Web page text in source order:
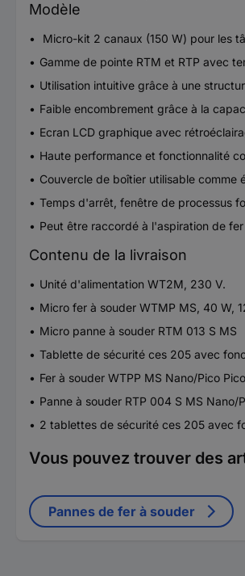
Modèle
Micro-kit 2 canaux (150 W) pour les
Gamme de pointe RTM et RTP avec
Utilisation intuitive grâce à une
Faible encombrement grâce à la
Ecran LCD graphique avec
Haute performance et fonctionnalité
Couvercle de boîtier utilisable comme
Temps d'arrêt, fenêtre de processus
Peut être raccordé à l'aspiration de
Contenu de la livraison
Unité d'alimentation WT2M, 230 V.
Micro fer à souder WTMP MS, 40 W,
Micro panne à souder RTM 013 S MS
Tablette de sécurité ces 205 avec
Fer à souder WTPP MS Nano/Pico
Panne à souder RTP 004 S MS Nano/
2 tablettes de sécurité ces 205 avec
Vous pouvez trouver des
Pannes de fer à souder